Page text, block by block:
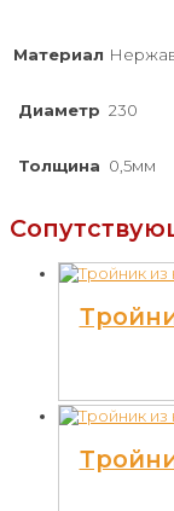
Материал
Диаметр 230
Толщина 0,5мм